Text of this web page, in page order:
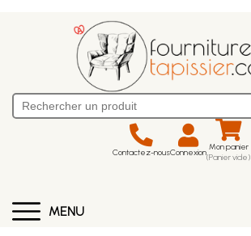
Contactez-nousConnexion Mon panier
(Panier vide)
MENU